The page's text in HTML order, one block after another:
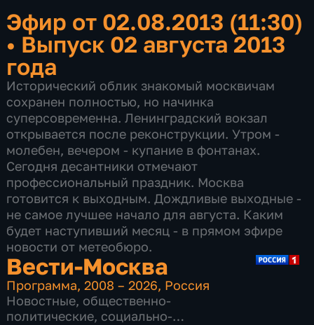
Эфир от 02.08.2013 (11:30)
• Выпуск 02 августа 2013
года
Исторический облик знакомый москвичам
сохранен полностью, но начинка
суперсовременна. Ленинградский вокзал
открывается после реконструкции. Утром -
молебен, вечером - купание в фонтанах.
Сегодня десантники отмечают
профессиональный праздник. Москва
готовится к выходным. Дождливые выходные -
не самое лучшее начало для августа. Каким
будет наступивший месяц - в прямом эфире
новости от метеобюро.
Вести-Москва
Программа,2008 – 2026, Россия
Новостные, общественно-
политические, социально-